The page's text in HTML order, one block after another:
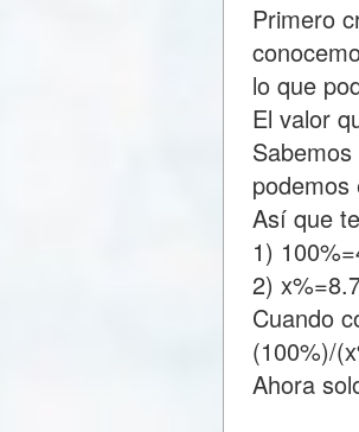
Primero
lo que
El valor
Así que
1)
2)
Cuando
(100%)/
Ahora